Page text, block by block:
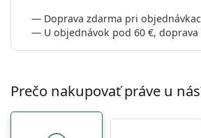
Doprava zdarma pri
U objednávok pod 60 €, doprava
Prečo nakupovať práve u